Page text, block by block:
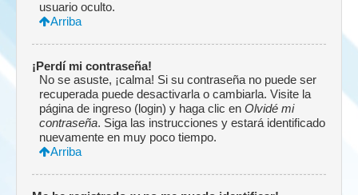
usuario oculto.
Arriba
¡Perdí mi contraseña!
No se asuste, ¡calma! Si su contraseña no puede ser
recuperada puede desactivarla o cambiarla. Visite la
página de ingreso (login) y haga clic en Olvidé mi
contraseña. Siga las instrucciones y estará identificado
nuevamente en muy poco tiempo.
Arriba